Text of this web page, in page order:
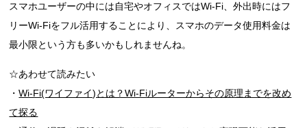
スマホユーザーの中には自宅やオフィスではWi-Fi、外出時にはフ
リーWi-Fiをフル活用することにより、スマホのデータ使用料金は
最小限という方も多いかもしれませんね。
☆あわせて読みたい
・Wi-Fi(ワイファイ)とは？Wi-Fiルーターからその原理までを改め
て探る